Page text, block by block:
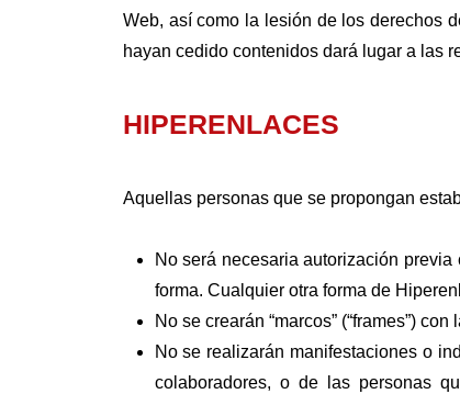
Web, así como la lesión de los derechos
hayan cedido contenidos dará lugar a las
HIPERENLACES
Aquellas personas que se propongan
No será necesaria autorización
forma. Cualquier otra forma de
No se crearán “marcos” (“frames”)
No se realizarán manifestaciones o
colaboradores, o de las personas